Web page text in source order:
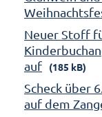
Neuer Stoff
auf
(185 kB)
Scheck über
auf dem